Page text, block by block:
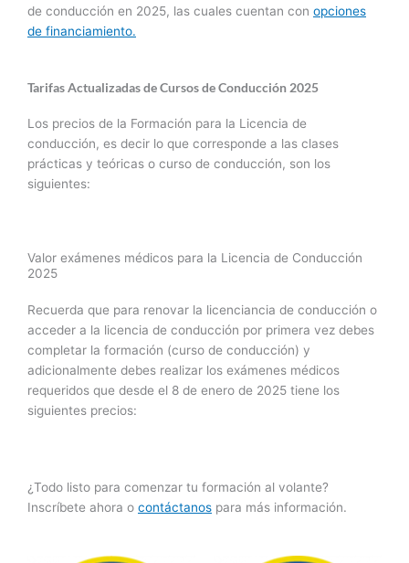
de conducción en 2025, las cuales cuentan con opciones
de financiamiento.
Tarifas Actualizadas de Cursos de Conducción 2025
Los precios de la Formación para la Licencia de
conducción, es decir lo que corresponde a las clases
prácticas y teóricas o curso de conducción, son los
siguientes:
Valor exámenes médicos para la Licencia de Conducción
2025
Recuerda que para renovar la licenciancia de conducción o
acceder a la licencia de conducción por primera vez debes
completar la formación (curso de conducción) y
adicionalmente debes realizar los exámenes médicos
requeridos que desde el 8 de enero de 2025 tiene los
siguientes precios:
¿Todo listo para comenzar tu formación al volante?
Inscríbete ahora o contáctanos para más información.